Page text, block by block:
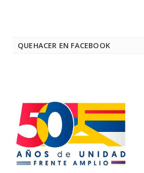
QUEHACER EN FACEBOOK